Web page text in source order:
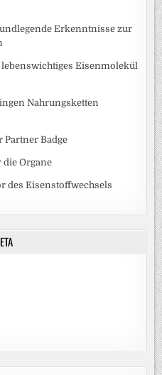
Erkenntnisse zur
Eisenmolekül
Nahrungsketten
Badge
Organe
des Eisenstoffwechsels